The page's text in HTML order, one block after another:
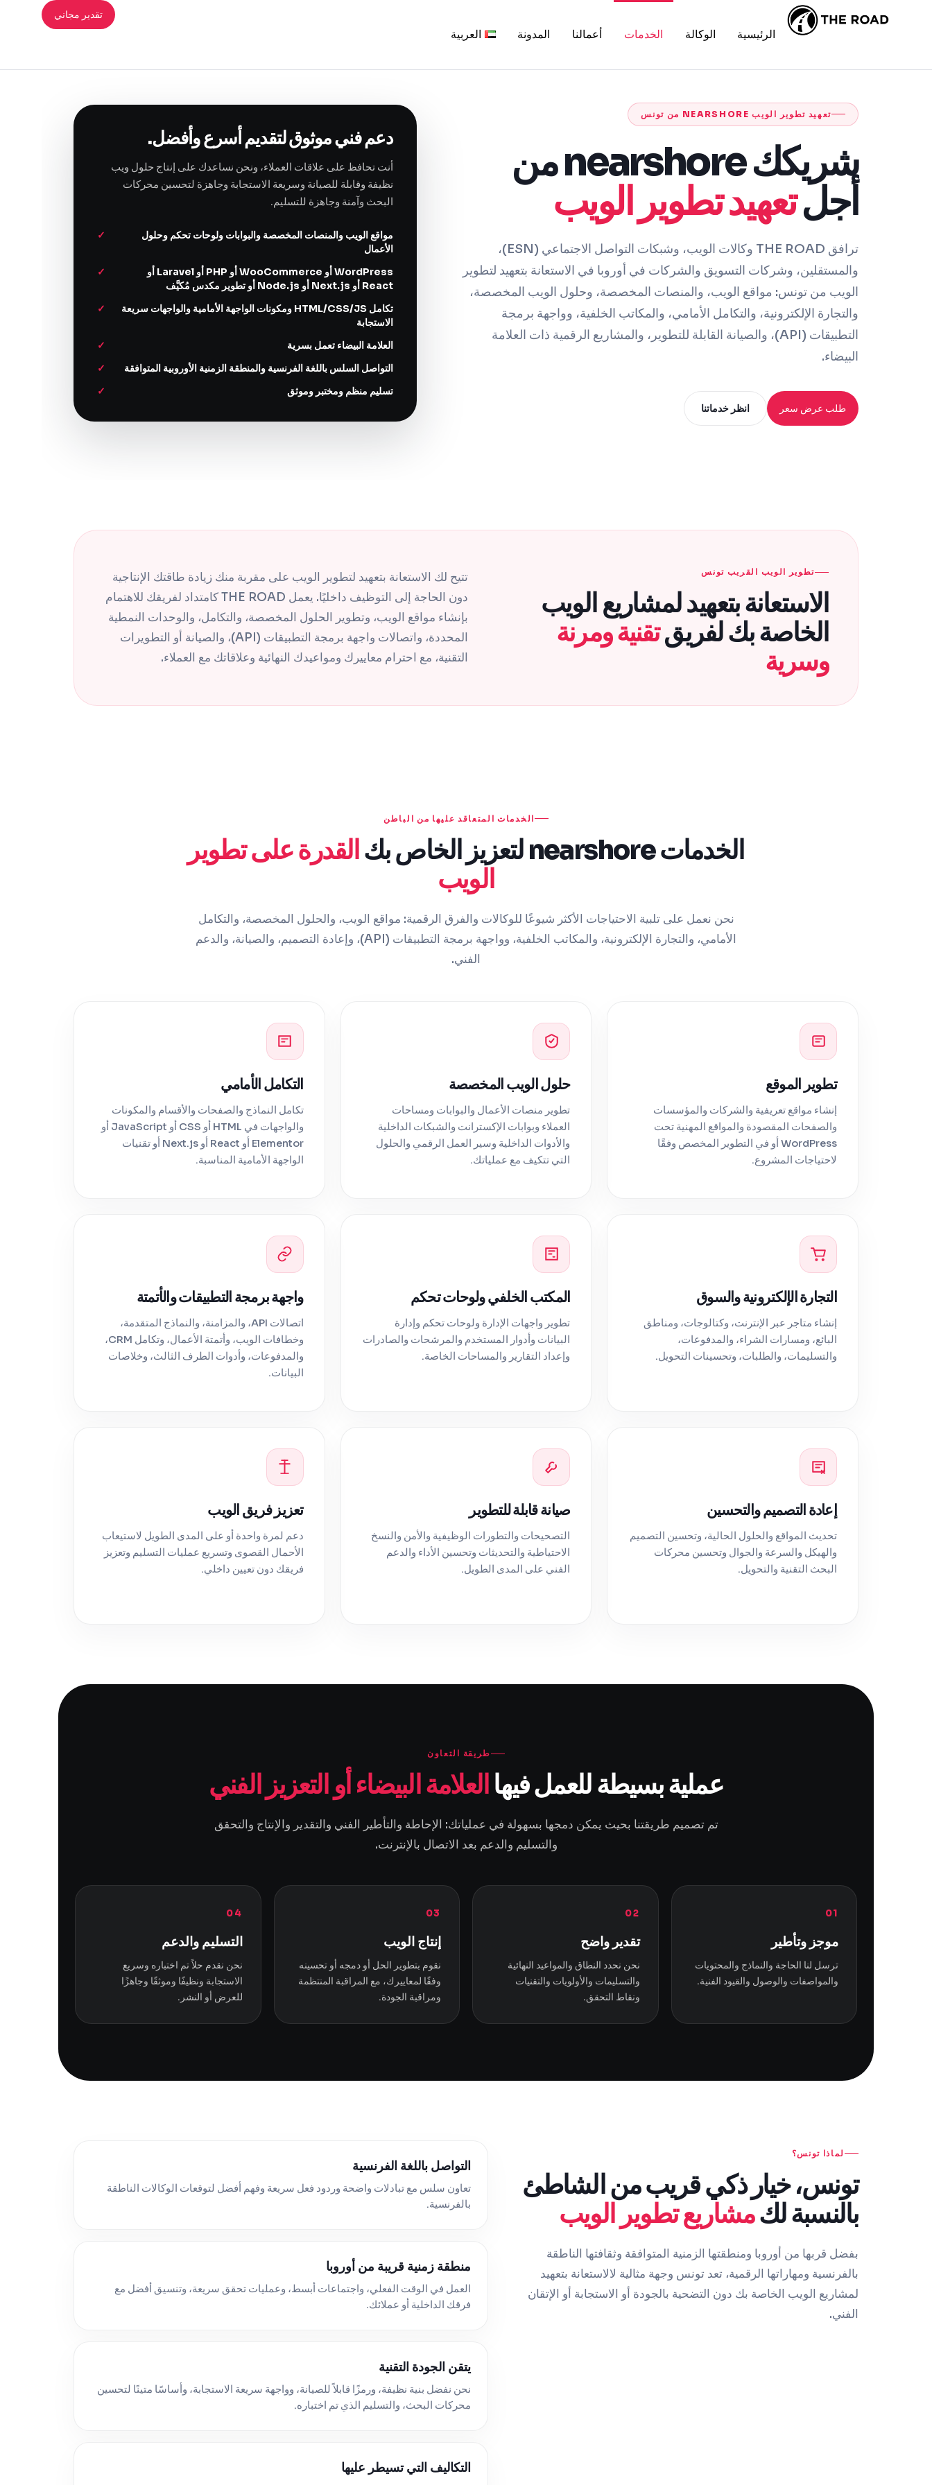
الرئيسية الوكالة الخدمات أعمالنا المدونة العربية
تقدير مجاني
تعهيد تطوير الويب NEARSHORE من تونس
شريكك nearshore من
أجلتعهيد تطوير الويب
ترافق THE ROAD وكالات الويب، وشبكات التواصل الاجتماعي (ESN)،
والمستقلين، وشركات التسويق والشركات في أوروبا في الاستعانة بتعهيد لتطوير
الويب من تونس: مواقع الويب، والمنصات المخصصة، وحلول الويب المخصصة،
والتجارة الإلكترونية، والتكامل الأمامي، والمكاتب الخلفية، وواجهة برمجة
التطبيقات (API)، والصيانة القابلة للتطوير، والمشاريع الرقمية ذات العلامة
البيضاء.
طلب عرض سعر انظر خدماتنا
دعم فني موثوق لتقديم أسرع وأفضل.
أنت تحافظ على علاقات العملاء، ونحن نساعدك على إنتاج حلول ويب
نظيفة وقابلة للصيانة وسريعة الاستجابة وجاهزة لتحسين محركات
البحث وآمنة وجاهزة للتسليم.
مواقع الويب والمنصات المخصصة والبوابات ولوحات تحكم وحلول
الأعمال
WordPress أو WooCommerce أو PHP أو Laravel أو
React أو Next.js أو Node.js أو تطوير مكدس مُكيَّف
تكامل HTML/CSS/JS ومكونات الواجهة الأمامية والواجهات سريعة
الاستجابة
العلامة البيضاء تعمل بسرية
التواصل السلس باللغة الفرنسية والمنطقة الزمنية الأوروبية المتوافقة
تسليم منظم ومختبر وموثق
تطوير الويب القريب تونس
الاستعانة بتعهيد لمشاريع الويب
الخاصة بك لفريقتقنية ومرنة
وسرية
تتيح لك الاستعانة بتعهيد لتطوير الويب على مقربة منك زيادة طاقتك الإنتاجية
دون الحاجة إلى التوظيف داخليًا. يعمل THE ROAD كامتداد لفريقك للاهتمام
بإنشاء مواقع الويب، وتطوير الحلول المخصصة، والتكامل، والوحدات النمطية
المحددة، واتصالات واجهة برمجة التطبيقات (API)، والصيانة أو التطويرات
التقنية، مع احترام معاييرك ومواعيدك النهائية وعلاقاتك مع العملاء.
الخدمات المتعاقد عليها من الباطن
الخدمات nearshore لتعزيز الخاص بك
القدرة على تطوير
الويب
نحن نعمل على تلبية الاحتياجات الأكثر شيوعًا للوكالات والفرق الرقمية: مواقع الويب، والحلول المخصصة، والتكامل
الأمامي، والتجارة الإلكترونية، والمكاتب الخلفية، وواجهة برمجة التطبيقات (API)، وإعادة التصميم، والصيانة، والدعم
الفني.
تطوير الموقع
إنشاء مواقع تعريفية والشركات والمؤسسات
والصفحات المقصودة والمواقع المهنية تحت
WordPress أو في التطوير المخصص وفقًا
لاحتياجات المشروع.
حلول الويب المخصصة
تطوير منصات الأعمال والبوابات ومساحات
العملاء وبوابات الإكسترانت والشبكات الداخلية
والأدوات الداخلية وسير العمل الرقمي والحلول
التي تتكيف مع عملياتك.
التكامل الأمامي
تكامل النماذج والصفحات والأقسام والمكونات
والواجهات في HTML أو CSS أو JavaScript أو
Elementor أو React أو Next.js أو تقنيات
الواجهة الأمامية المناسبة.
التجارة الإلكترونية والسوق
إنشاء متاجر عبر الإنترنت، وكتالوجات، ومناطق
البائع، ومسارات الشراء، والمدفوعات،
والتسليمات، والطلبات، وتحسينات التحويل.
المكتب الخلفي ولوحات تحكم
تطوير واجهات الإدارة ولوحات تحكم وإدارة
البيانات وأدوار المستخدم والمرشحات والصادرات
وإعداد التقارير والمساحات الخاصة.
واجهة برمجة التطبيقات والأتمتة
اتصالات API، والمزامنة، والنماذج المتقدمة،
وخطافات الويب، وأتمتة الأعمال، وتكامل CRM،
والمدفوعات، وأدوات الطرف الثالث، وخلاصات
البيانات.
إعادة التصميم والتحسين
تحديث المواقع والحلول الحالية، وتحسين التصميم
والهيكل والسرعة والجوال وتحسين محركات
البحث التقنية والتحويل.
صيانة قابلة للتطوير
التصحيحات والتطورات الوظيفية والأمن والنسخ
الاحتياطية والتحديثات وتحسين الأداء والدعم
الفني على المدى الطويل.
تعزيز فريق الويب
دعم لمرة واحدة أو على المدى الطويل لاستيعاب
الأحمال القصوى وتسريع عمليات التسليم وتعزيز
فريقك دون تعيين داخلي.
طريقة التعاون
عملية بسيطة للعمل فيهاالعلامة البيضاء أو التعزيز الفني
تم تصميم طريقتنا بحيث يمكن دمجها بسهولة في عملياتك: الإحاطة والتأطير الفني والتقدير والإنتاج والتحقق
والتسليم والدعم بعد الاتصال بالإنترنت.
01
موجز وتأطير
ترسل لنا الحاجة والنماذج والمحتويات
والمواصفات والوصول والقيود الفنية.
02
تقدير واضح
نحن نحدد النطاق والمواعيد النهائية
والتسليمات والأولويات والتقنيات
ونقاط التحقق.
03
إنتاج الويب
نقوم بتطوير الحل أو دمجه أو تحسينه
وفقًا لمعاييرك، مع المراقبة المنتظمة
ومراقبة الجودة.
04
التسليم والدعم
نحن نقدم حلاً تم اختباره وسريع
الاستجابة ونظيفًا وموثقًا وجاهزًا
للعرض أو النشر.
لماذا تونس؟
تونس، خيار ذكي قريب من الشاطئ
بالنسبة لكمشاريع تطوير الويب
بفضل قربها من أوروبا ومنطقتها الزمنية المتوافقة وثقافتها الناطقة
بالفرنسية ومهاراتها الرقمية، تعد تونس وجهة مثالية لالاستعانة بتعهيد
لمشاريع الويب الخاصة بك دون التضحية بالجودة أو الاستجابة أو الإتقان
الفني.
التواصل باللغة الفرنسية
تعاون سلس مع تبادلات واضحة وردود فعل سريعة وفهم أفضل لتوقعات الوكالات الناطقة
بالفرنسية.
منطقة زمنية قريبة من أوروبا
العمل في الوقت الفعلي، واجتماعات أبسط، وعمليات تحقق سريعة، وتنسيق أفضل مع
فرقك الداخلية أو عملائك.
يتقن الجودة التقنية
نحن نفضل بنية نظيفة، ورمزًا قابلاً للصيانة، وواجهة سريعة الاستجابة، وأساسًا متينًا لتحسين
محركات البحث، والتسليم الذي تم اختباره.
التكاليف التي تسيطر عليها